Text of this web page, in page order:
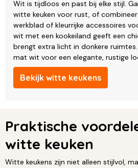
Wit is tijdloos en past bij elke stijl.
witte keuken voor rust, of
werkblad of kleurrijke accessoires
wit met een kookeiland geeft een
brengt extra licht in donkere
mat wit voor een elegante, rustige
Bekijk witte keukens
Praktische
witte keuken
Witte keukens zijn niet alleen stijlvol,